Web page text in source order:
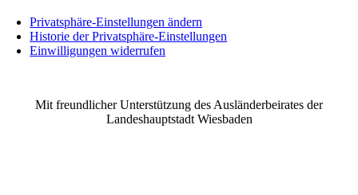
Privatsphäre-Einstellungen ändern
Historie der Privatsphäre-Einstellungen
Einwilligungen widerrufen
Mit freundlicher Unterstützung des Ausländerbeirates der
Landeshauptstadt Wiesbaden